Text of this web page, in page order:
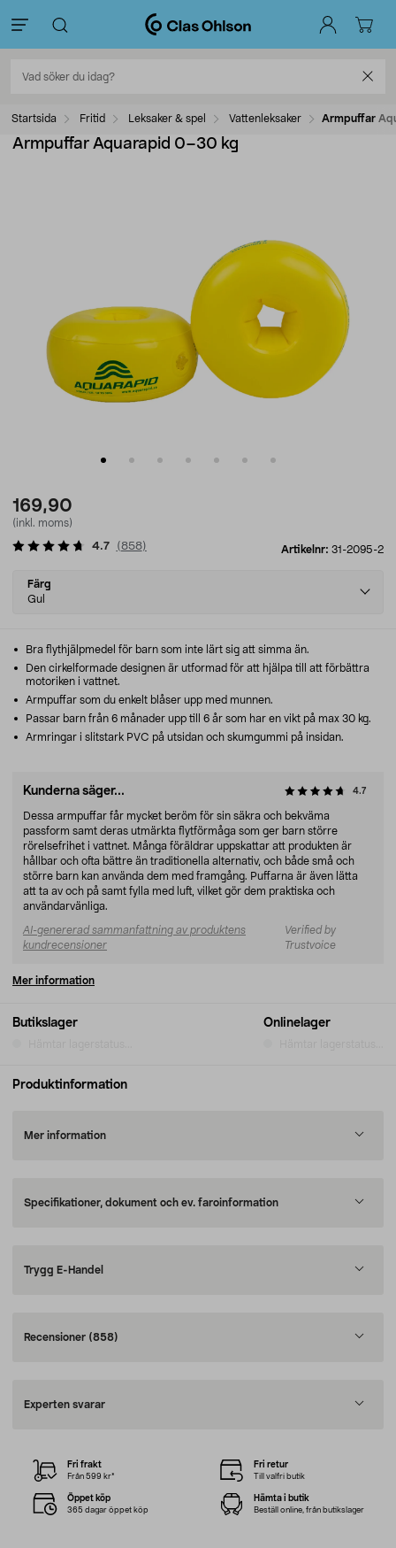
Startsida Fritid Leksaker & spel Vattenleksaker Armpuffar
Armpuffar Aquarapid 0–30 kg
169,90
(inkl. moms)
Artikelnr: 31-2095-2
4.7 (858)
Select
variant
Färg
Gul
Butikslager Onlinelager
Bra flythjälpmedel för barn som inte lärt sig att simma än.
Den cirkelformade designen är utformad för att hjälpa till att förbättra
motoriken i vattnet.
Armpuffar som du enkelt blåser upp med munnen.
Passar barn från 6 månader upp till 6 år som har en vikt på max 30 kg.
Armringar i slitstark PVC på utsidan och skumgummi på insidan.
Kunderna säger... 4.7
Dessa armpuffar får mycket beröm för sin säkra och bekväma
passform samt deras utmärkta flytförmåga som ger barn större
rörelsefrihet i vattnet. Många föräldrar uppskattar att produkten är
hållbar och ofta bättre än traditionella alternativ, och både små och
större barn kan använda dem med framgång. Puffarna är även lätta
att ta av och på samt fylla med luft, vilket gör dem praktiska och
användarvänliga.
AI-genererad sammanfattning av produktens
kundrecensioner
Verified by
Trustvoice
Mer information
Produktinformation
Mer information
Specifikationer, dokument och ev. faroinformation
Trygg E-Handel
Recensioner (858)
Experten svarar
Fri frakt
Från 599 kr*
Fri retur
Till valfri butik
Öppet köp
365 dagar öppet köp
Hämta i butik
Beställ online, från butikslager